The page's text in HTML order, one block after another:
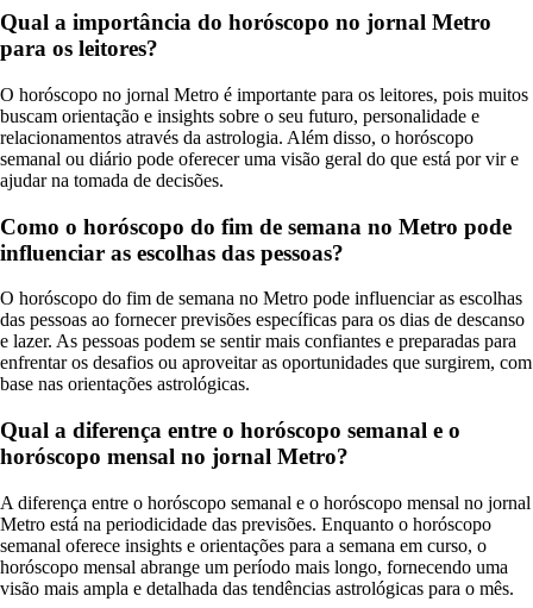
Qual a importância do horóscopo no jornal Metro
para os leitores?
O horóscopo no jornal Metro é importante para os leitores, pois muitos
buscam orientação e insights sobre o seu futuro, personalidade e
relacionamentos através da astrologia. Além disso, o horóscopo
semanal ou diário pode oferecer uma visão geral do que está por vir e
ajudar na tomada de decisões.
Como o horóscopo do fim de semana no Metro pode
influenciar as escolhas das pessoas?
O horóscopo do fim de semana no Metro pode influenciar as escolhas
das pessoas ao fornecer previsões específicas para os dias de descanso
e lazer. As pessoas podem se sentir mais confiantes e preparadas para
enfrentar os desafios ou aproveitar as oportunidades que surgirem, com
base nas orientações astrológicas.
Qual a diferença entre o horóscopo semanal e o
horóscopo mensal no jornal Metro?
A diferença entre o horóscopo semanal e o horóscopo mensal no jornal
Metro está na periodicidade das previsões. Enquanto o horóscopo
semanal oferece insights e orientações para a semana em curso, o
horóscopo mensal abrange um período mais longo, fornecendo uma
visão mais ampla e detalhada das tendências astrológicas para o mês.